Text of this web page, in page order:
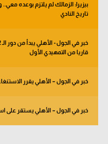
بيزيرا: الزمالك لم يلتزم بوعده
تاريخ النادي
قاريا من التمهيدي الأول
خبر في الجول – الأهلي يقرر
خبر في الجول – الأهلي يستقر على